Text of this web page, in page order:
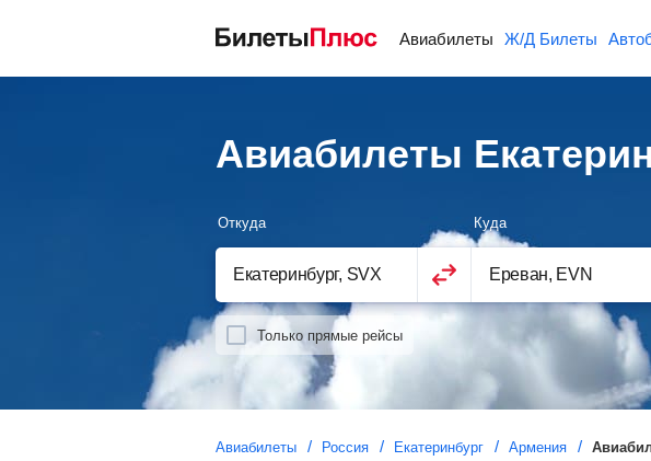
Авиабилеты Ж/Д Билеты
Авиабилеты
Откуда Куда
Только прямые рейсы
Авиабилеты Россия Екатеринбург Армения